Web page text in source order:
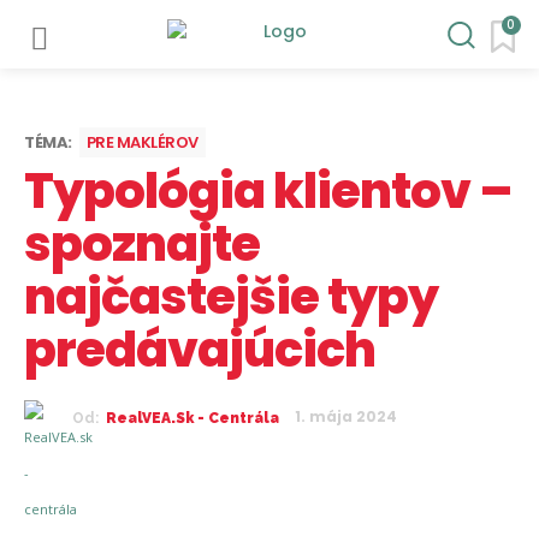
0
TÉMA: PRE MAKLÉROV
Typológia klientov –
spoznajte
najčastejšie typy
predávajúcich
Od: RealVEA.sk - Centrála 1. mája 2024